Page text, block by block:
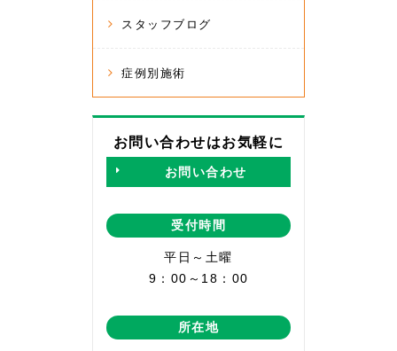
スタッフブログ
症例別施術
お問い合わせはお気軽に
お問い合わせ
受付時間
平日～土曜
9：00～18：00
所在地